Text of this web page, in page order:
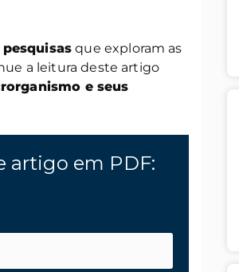
que exploram as
a leitura deste artigo
e seus
artigo em PDF: